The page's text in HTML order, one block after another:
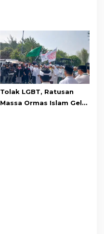
Tolak LGBT, Ratusan
Massa Ormas Islam Gelar